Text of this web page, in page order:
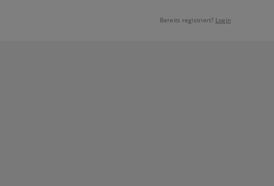
Bereits registriert? Login